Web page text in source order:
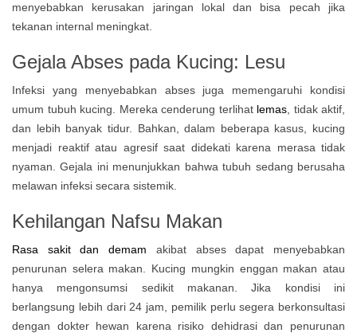
menyebabkan kerusakan jaringan lokal dan bisa pecah jika
tekanan internal meningkat.
Gejala Abses pada Kucing: Lesu
Infeksi yang menyebabkan abses juga memengaruhi kondisi
umum tubuh kucing. Mereka cenderung terlihat lemas , tidak aktif,
dan lebih banyak tidur. Bahkan, dalam beberapa kasus, kucing
menjadi reaktif atau agresif saat didekati karena merasa tidak
nyaman. Gejala ini menunjukkan bahwa tubuh sedang berusaha
melawan infeksi secara sistemik.
Kehilangan Nafsu Makan
Rasa sakit dan demam akibat abses dapat menyebabkan
penurunan selera makan. Kucing mungkin enggan makan atau
hanya mengonsumsi sedikit makanan. Jika kondisi ini
berlangsung lebih dari 24 jam, pemilik perlu segera berkonsultasi
dengan dokter hewan karena risiko dehidrasi dan penurunan